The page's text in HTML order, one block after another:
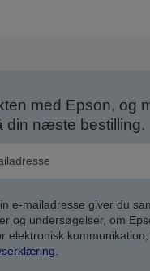
med Epson, og
din næste bestilling.
e-mailadresse giver du
og undersøgelser, om
elektronisk
.